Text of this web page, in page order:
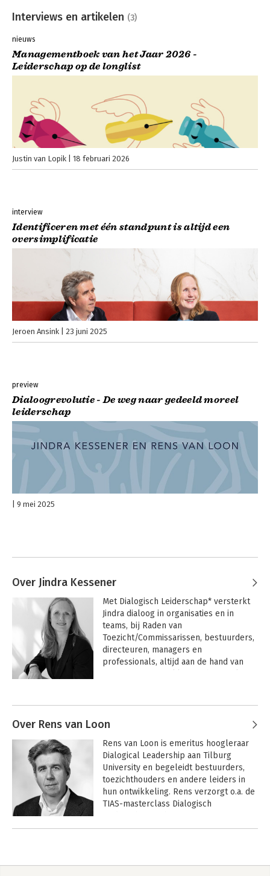
Interviews en artikelen (3)
nieuws
Managementboek van het Jaar 2026 -
Leiderschap op de longlist
Justin van Lopik 18 februari 2026
interview
Identificeren met één standpunt is altijd een
oversimplificatie
Jeroen Ansink 23 juni 2025
preview
Dialoogrevolutie - De weg naar gedeeld moreel
leiderschap
9 mei 2025
Over Jindra Kessener
Met Dialogisch Leiderschap* versterkt
Jindra dialoog in organisaties en in
teams, bij Raden van
Toezicht/Commissarissen, bestuurders,
directeuren, managers en
professionals, altijd aan de hand van
dagelijkse werk. Ook werkt ze met
van hun leiderschap, bij het tegemoet
treden van complexe
werkvraagstukken. Aan de hand van die
vraagstukken staan we stil bij het
moreel kompas op individueel en
organisatieniveau, ik-posities,
leiderschap.
eerder in het onderwijs en nu in de
Dialoogrevolutie
Collegereeks
Over Rens van Loon
Rens van Loon is emeritus hoogleraar
Dialogical Leadership aan Tilburg
University en begeleidt bestuurders,
toezichthouders en andere leiders in
hun ontwikkeling. Rens verzorgt o.a. de
TIAS-masterclass Dialogisch
De Toezichthouder als Hoeder van de